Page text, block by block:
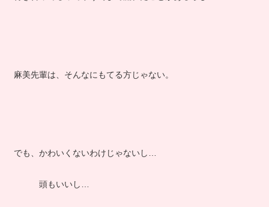
麻美先輩は、そんなにもてる方じゃない。
でも、かわいくないわけじゃないし…
頭もいいし…